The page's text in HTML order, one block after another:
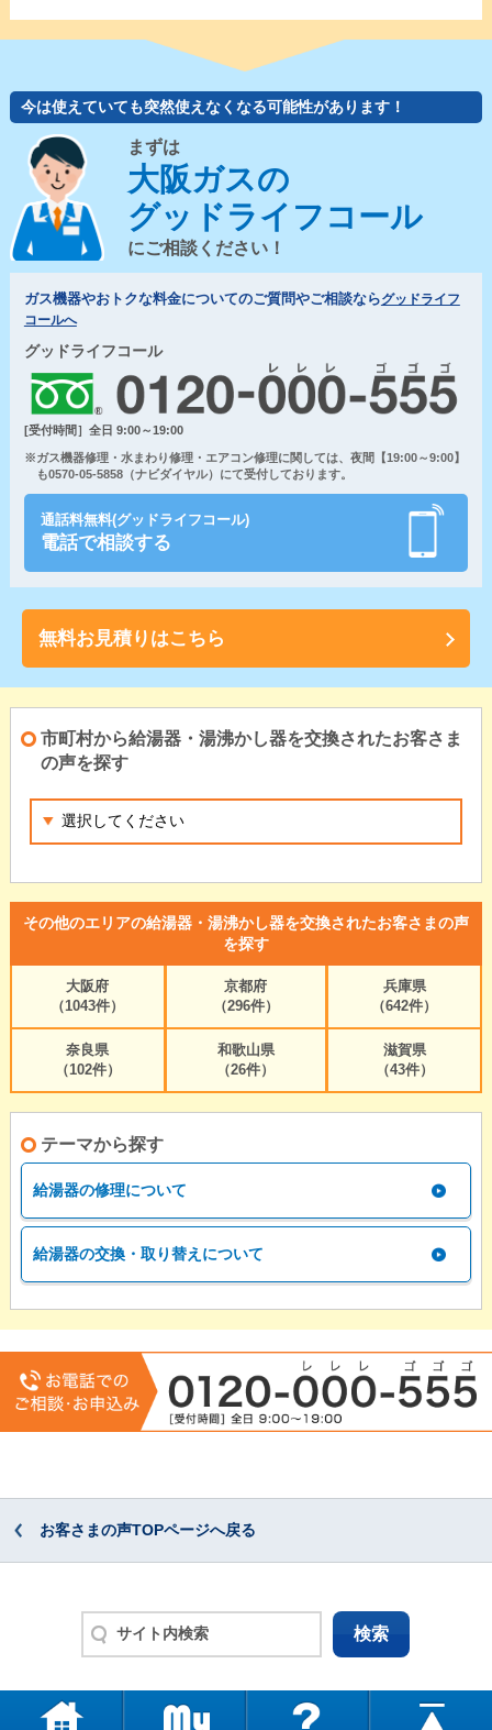
今は使えていても突然使えなくなる可能性があります！
まずは
大阪ガスの
グッドライフコール
にご相談ください！
ガス機器やおトクな料金についてのご質問やご相談ならグッドライフ
コールへ
グッドライフコール
[受付時間］全日 9:00～19:00
※ガス機器修理・水まわり修理・エアコン修理に関しては、夜間【19:00～9:00】
も0570-05-5858（ナビダイヤル）にて受付しております。
通話料無料(グッドライフコール)
電話で相談する
無料お見積りはこちら
市町村から給湯器・湯沸かし器を交換されたお客さま
の声を探す
その他のエリアの給湯器・湯沸かし器を交換されたお客さまの声
を探す
大阪府
（1043件）
京都府
（296件）
兵庫県
（642件）
奈良県
（102件）
和歌山県
（26件）
滋賀県
（43件）
テーマから探す
給湯器の修理について
給湯器の交換・取り替えについて
お客さまの声TOPページへ戻る